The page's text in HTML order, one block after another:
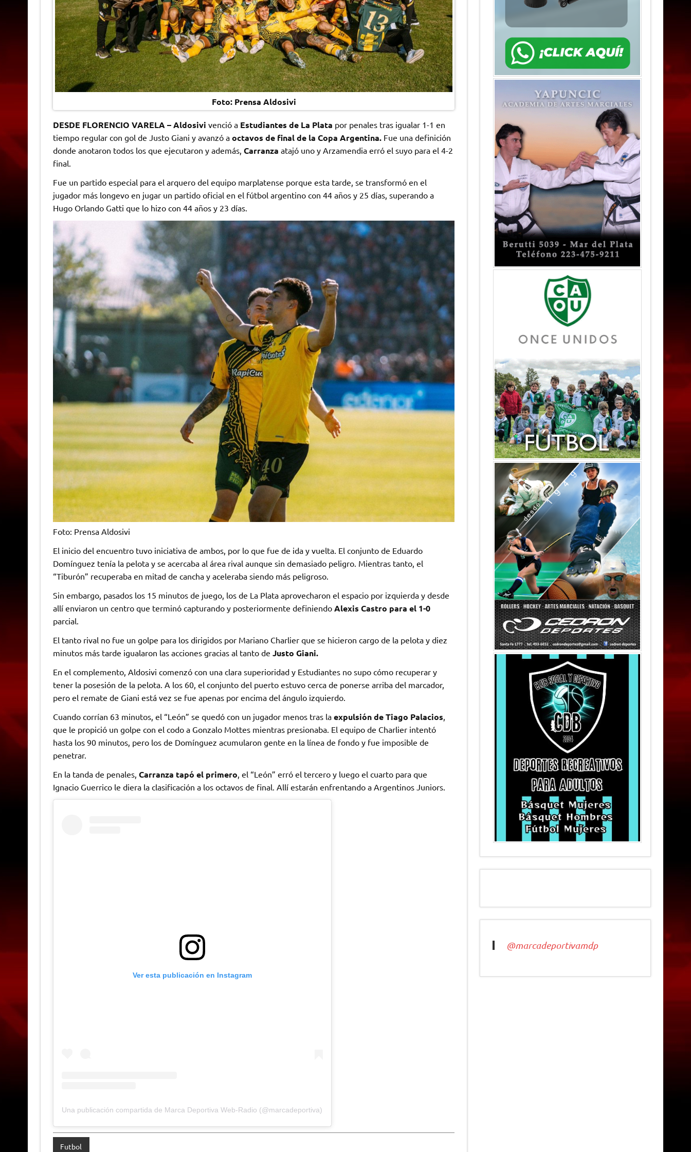
Foto: Prensa Aldosivi
DESDE FLORENCIO VARELA – Aldosivi venció a Estudiantes de La Plata por penales tras igualar 1-1 en
tiempo regular con gol de Justo Giani y avanzó a octavos de final de la Copa Argentina. Fue una definición
donde anotaron todos los que ejecutaron y además, Carranza atajó uno y Arzamendia erró el suyo para el 4-2
final.
Fue un partido especial para el arquero del equipo marplatense porque esta tarde, se transformó en el
jugador más longevo en jugar un partido oficial en el fútbol argentino con 44 años y 25 días, superando a
Hugo Orlando Gatti que lo hizo con 44 años y 23 días.
Foto: Prensa Aldosivi
El inicio del encuentro tuvo iniciativa de ambos, por lo que fue de ida y vuelta. El conjunto de Eduardo
Domínguez tenía la pelota y se acercaba al área rival aunque sin demasiado peligro. Mientras tanto, el
“Tiburón” recuperaba en mitad de cancha y aceleraba siendo más peligroso.
Sin embargo, pasados los 15 minutos de juego, los de La Plata aprovecharon el espacio por izquierda y desde
allí enviaron un centro que terminó capturando y posteriormente definiendo Alexis Castro para el 1-0
parcial.
El tanto rival no fue un golpe para los dirigidos por Mariano Charlier que se hicieron cargo de la pelota y diez
minutos más tarde igualaron las acciones gracias al tanto de Justo Giani.
En el complemento, Aldosivi comenzó con una clara superioridad y Estudiantes no supo cómo recuperar y
tener la posesión de la pelota. A los 60, el conjunto del puerto estuvo cerca de ponerse arriba del marcador,
pero el remate de Giani está vez se fue apenas por encima del ángulo izquierdo.
Cuando corrían 63 minutos, el “León” se quedó con un jugador menos tras la expulsión de Tiago Palacios
que le propició un golpe con el codo a Gonzalo Mottes mientras presionaba. El equipo de Charlier intentó
hasta los 90 minutos, pero los de Domínguez acumularon gente en la línea de fondo y fue imposible de
penetrar.
En la tanda de penales, Carranza tapó el primero , el “León” erró el tercero y luego el cuarto para que
Ignacio Guerrico le diera la clasificación a los octavos de final. Allí estarán enfrentando a Argentinos Juniors.
Ver esta publicación en Instagram
Una publicación compartida de Marca Deportiva Web-Radio (@marcadeportiva)
Futbol
@marcadeportivamdp